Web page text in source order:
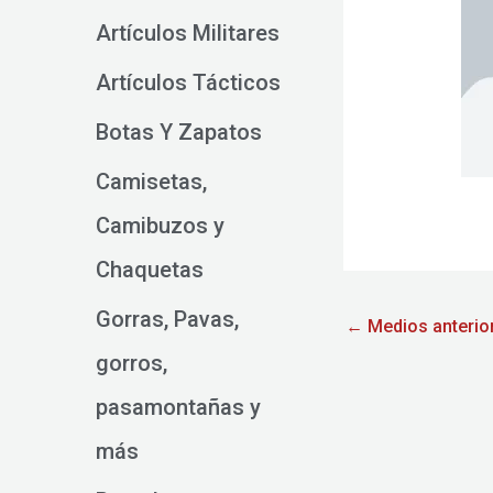
Artículos Militares
Artículos Tácticos
Botas Y Zapatos
Camisetas,
Camibuzos y
Chaquetas
Gorras, Pavas,
gorros,
pasamontañas y
más
← Medios